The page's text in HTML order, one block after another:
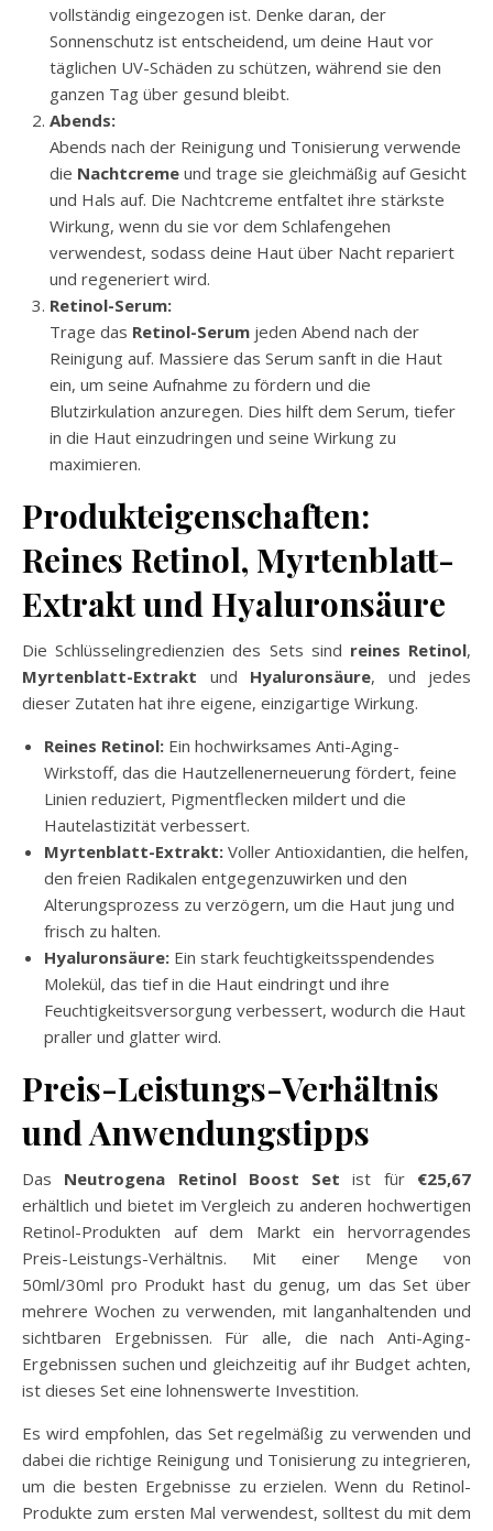
vollständig eingezogen ist. Denke daran, der
Sonnenschutz ist entscheidend, um deine Haut vor
täglichen UV-Schäden zu schützen, während sie den
ganzen Tag über gesund bleibt.
Abends:
Abends nach der Reinigung und Tonisierung verwende
die Nachtcreme und trage sie gleichmäßig auf Gesicht
und Hals auf. Die Nachtcreme entfaltet ihre stärkste
Wirkung, wenn du sie vor dem Schlafengehen
verwendest, sodass deine Haut über Nacht repariert
und regeneriert wird.
Retinol-Serum:
Trage das Retinol-Serum jeden Abend nach der
Reinigung auf. Massiere das Serum sanft in die Haut
ein, um seine Aufnahme zu fördern und die
Blutzirkulation anzuregen. Dies hilft dem Serum, tiefer
in die Haut einzudringen und seine Wirkung zu
maximieren.
Produkteigenschaften:
Reines Retinol, Myrtenblatt-
Extrakt und Hyaluronsäure
Die Schlüsselingredienzien des Sets sind reines Retinol,
Myrtenblatt-Extrakt und Hyaluronsäure, und jedes
dieser Zutaten hat ihre eigene, einzigartige Wirkung.
Reines Retinol: Ein hochwirksames Anti-Aging-
Wirkstoff, das die Hautzellenerneuerung fördert, feine
Linien reduziert, Pigmentflecken mildert und die
Hautelastizität verbessert.
Myrtenblatt-Extrakt: Voller Antioxidantien, die helfen,
den freien Radikalen entgegenzuwirken und den
Alterungsprozess zu verzögern, um die Haut jung und
frisch zu halten.
Hyaluronsäure: Ein stark feuchtigkeitsspendendes
Molekül, das tief in die Haut eindringt und ihre
Feuchtigkeitsversorgung verbessert, wodurch die Haut
praller und glatter wird.
Preis-Leistungs-Verhältnis
und Anwendungstipps
Das Neutrogena Retinol Boost Set ist für €25,67
erhältlich und bietet im Vergleich zu anderen hochwertigen
Retinol-Produkten auf dem Markt ein hervorragendes
Preis-Leistungs-Verhältnis. Mit einer Menge von
50ml/30ml pro Produkt hast du genug, um das Set über
mehrere Wochen zu verwenden, mit langanhaltenden und
sichtbaren Ergebnissen. Für alle, die nach Anti-Aging-
Ergebnissen suchen und gleichzeitig auf ihr Budget achten,
ist dieses Set eine lohnenswerte Investition.
Es wird empfohlen, das Set regelmäßig zu verwenden und
dabei die richtige Reinigung und Tonisierung zu integrieren,
um die besten Ergebnisse zu erzielen. Wenn du Retinol-
Produkte zum ersten Mal verwendest, solltest du mit dem